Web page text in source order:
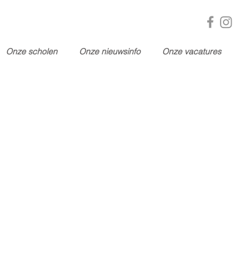
Onze scholen Onze nieuwsinfo Onze vacatures